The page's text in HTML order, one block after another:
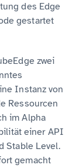
des Edge
gestartet
zwei
Instanz von
Ressourcen
im Alpha
einer API
Stable Level.
gemacht